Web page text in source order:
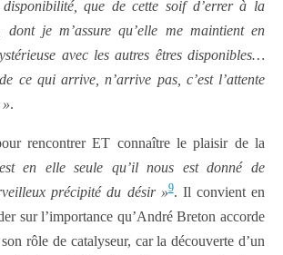
que de cette soif d’errer à la
dont je m’assure qu’elle me maintient en
avec les autres êtres disponibles…
ce qui arrive, n’arrive pas, c’est l’attente
.
rencontrer ET connaître le plaisir de la
en elle seule qu’il nous est donné de
précipité du désir »9. Il convient en
sur l’importance qu’André Breton accorde
rôle de catalyseur, car la découverte d’un